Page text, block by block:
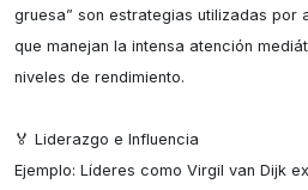
gruesa” son estrategias utilizadas por
que manejan la intensa atención
niveles de rendimiento.
🏅 Liderazgo e Influencia
Ejemplo: Líderes como Virgil van Dijk